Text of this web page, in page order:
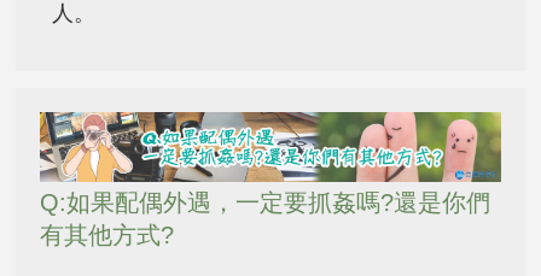
人。
Q:如果配偶外遇，一定要抓姦嗎?還是你們
有其他方式?